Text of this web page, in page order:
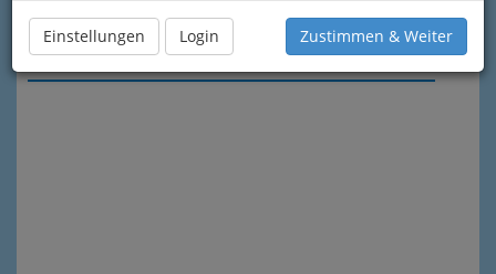
Einstellungen Login Zustimmen & Weiter
Meine Nachricht senden